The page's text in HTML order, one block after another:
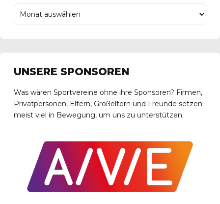
UNSERE SPONSOREN
Was wären Sportvereine ohne ihre Sponsoren? Firmen,
Privatpersonen, Eltern, Großeltern und Freunde setzen
meist viel in Bewegung, um uns zu unterstützen.